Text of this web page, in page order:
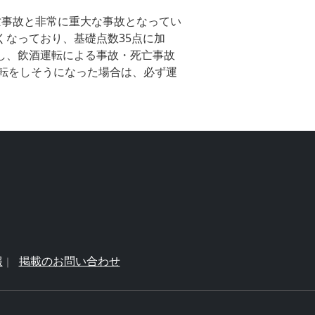
故と非常に重大な事故となってい
っており、基礎点数35点に加
飲酒運転による事故・死亡事故
をしそうになった場合は、必ず運
掲載のお問い合わせ